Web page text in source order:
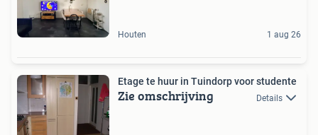
Houten 1 aug 26
Etage te huur in Tuindorp voor studente
Zie omschrijving Details